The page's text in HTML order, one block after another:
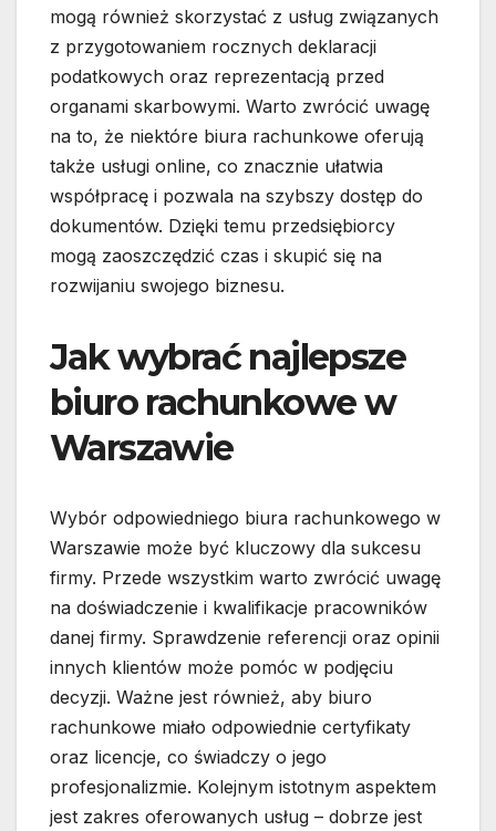
mogą również skorzystać z usług związanych
z przygotowaniem rocznych deklaracji
podatkowych oraz reprezentacją przed
organami skarbowymi. Warto zwrócić uwagę
na to, że niektóre biura rachunkowe oferują
także usługi online, co znacznie ułatwia
współpracę i pozwala na szybszy dostęp do
dokumentów. Dzięki temu przedsiębiorcy
mogą zaoszczędzić czas i skupić się na
rozwijaniu swojego biznesu.
Jak wybrać najlepsze
biuro rachunkowe w
Warszawie
Wybór odpowiedniego biura rachunkowego w
Warszawie może być kluczowy dla sukcesu
firmy. Przede wszystkim warto zwrócić uwagę
na doświadczenie i kwalifikacje pracowników
danej firmy. Sprawdzenie referencji oraz opinii
innych klientów może pomóc w podjęciu
decyzji. Ważne jest również, aby biuro
rachunkowe miało odpowiednie certyfikaty
oraz licencje, co świadczy o jego
profesjonalizmie. Kolejnym istotnym aspektem
jest zakres oferowanych usług – dobrze jest